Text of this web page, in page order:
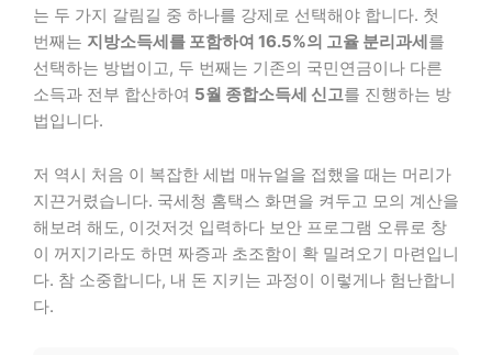
는 두 가지 갈림길 중 하나를 강제로 선택해야 합니다. 첫
번째는 지방소득세를 포함하여 16.5%의 고율 분리과세를
선택하는 방법이고, 두 번째는 기존의 국민연금이나 다른
소득과 전부 합산하여 5월 종합소득세 신고를 진행하는 방
법입니다.
저 역시 처음 이 복잡한 세법 매뉴얼을 접했을 때는 머리가
지끈거렸습니다. 국세청 홈택스 화면을 켜두고 모의 계산을
해보려 해도, 이것저것 입력하다 보안 프로그램 오류로 창
이 꺼지기라도 하면 짜증과 초조함이 확 밀려오기 마련입니
다. 참 소중합니다, 내 돈 지키는 과정이 이렇게나 험난합니
다.